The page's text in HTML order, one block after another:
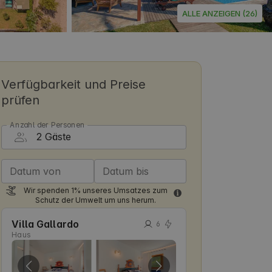
ALLE ANZEIGEN (26)
Verfügbarkeit und Preise
prüfen
Anzahl der Personen
Datum von Datum bis
Wir spenden 1% unseres Umsatzes zum
Schutz der Umwelt um uns herum.
Villa Gallardo
Haus
6